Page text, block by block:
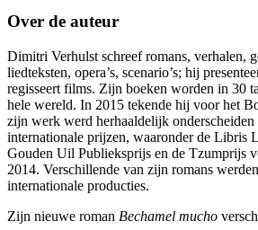
Over de auteur
Dimitri Verhulst schreef romans, verhalen,
liedteksten, opera’s, scenario’s; hij
regisseert films. Zijn boeken worden in 30
hele wereld. In 2015 tekende hij voor het
zijn werk werd herhaaldelijk onderscheiden
internationale prijzen, waaronder de Libris
Gouden Uil Publieksprijs en de Tzumprijs
2014. Verschillende van zijn romans
internationale producties.
Zijn nieuwe roman Bechamel mucho